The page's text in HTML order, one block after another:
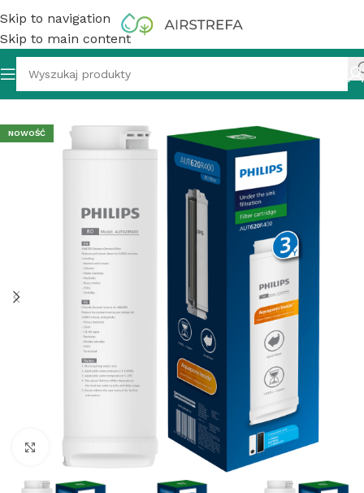
Skip to navigation
Skip to main content
PHILIPS AUT620R400 RO do PHILIPS AUT8940/10
NOWOŚĆ
Kliknij aby powiększyć